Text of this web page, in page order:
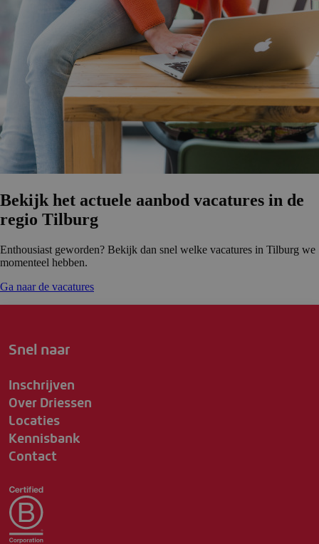
Bekijk het actuele aanbod vacatures in de
regio Tilburg
Enthousiast geworden? Bekijk dan snel welke vacatures in Tilburg we
momenteel hebben.
Ga naar de vacatures
Snel naar
Inschrijven
Over Driessen
Locaties
Kennisbank
Contact